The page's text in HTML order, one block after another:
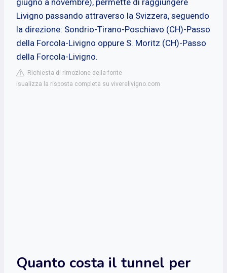
Livigno passando attraverso la Svizzera, seguendo
la direzione: Sondrio-Tirano-Poschiavo (CH)-Passo
della Forcola-Livigno oppure S. Moritz (CH)-Passo
della Forcola-Livigno.
Richiesta di rimozione della fonte
isualizza la risposta completa su viverelivigno.com
Quanto costa il tunnel per